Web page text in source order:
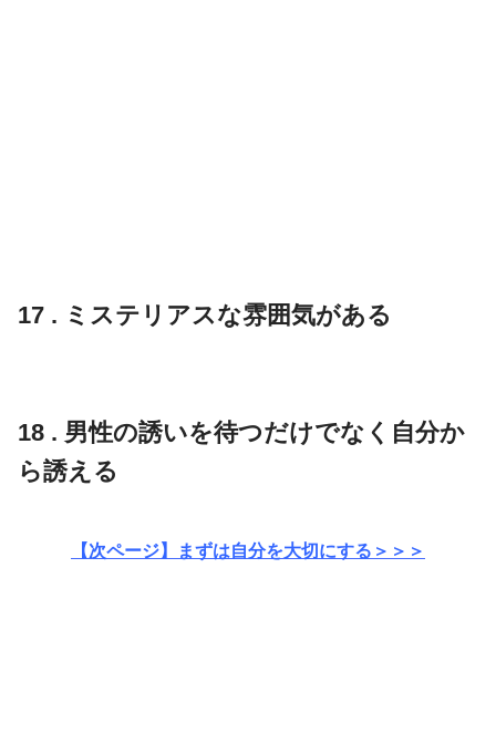
17 . ミステリアスな雰囲気がある
18 . 男性の誘いを待つだけでなく自分か
ら誘える
【次ページ】まずは自分を大切にする＞＞＞